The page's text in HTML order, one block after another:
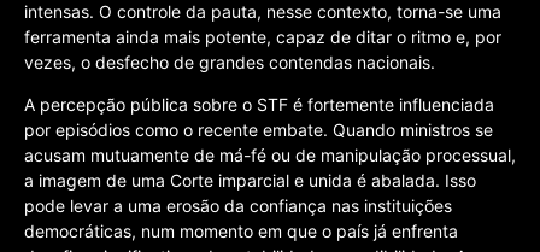
intensas. O controle da pauta, nesse contexto, torna-se uma
ferramenta ainda mais potente, capaz de ditar o ritmo e, por
vezes, o desfecho de grandes contendas nacionais.
A percepção pública sobre o STF é fortemente influenciada
por episódios como o recente embate. Quando ministros se
acusam mutuamente de má-fé ou de manipulação processual,
a imagem de uma Corte imparcial e unida é abalada. Isso
pode levar a uma erosão da confiança nas instituições
democráticas, num momento em que o país já enfrenta